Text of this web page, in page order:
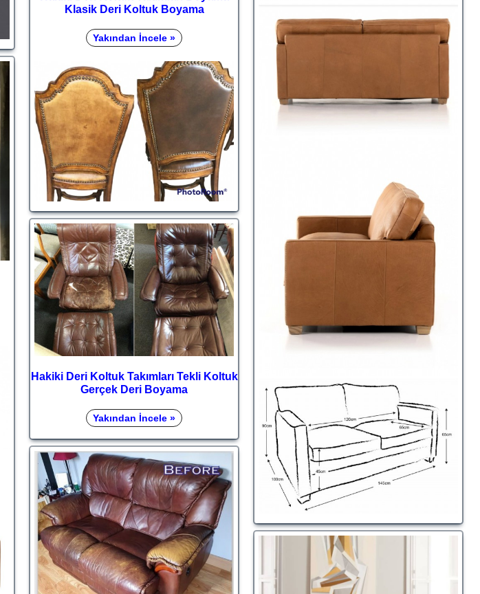
Klasik Deri Koltuk Boyama
Yakından İncele »
Hakiki Deri Koltuk Takımları Tekli Koltuk
Gerçek Deri Boyama
Yakından İncele »